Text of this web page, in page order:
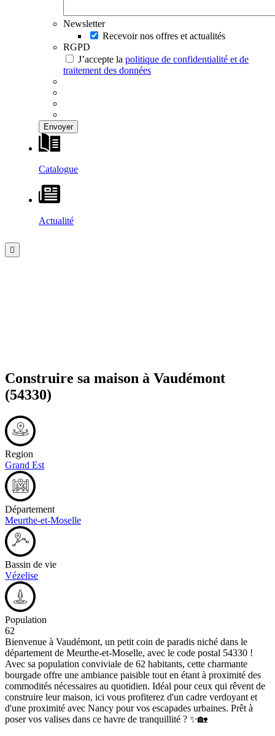
Newsletter
Recevoir nos offres et actualités
RGPD
J’accepte la politique de confidentialité et de
traitement des données
Catalogue
Actualité
Construire sa maison à Vaudémont
(54330)
Region
Grand Est
Département
Meurthe-et-Moselle
Bassin de vie
Vézelise
Population
62
Bienvenue à Vaudémont, un petit coin de paradis niché dans le
département de Meurthe-et-Moselle, avec le code postal 54330 !
Avec sa population conviviale de 62 habitants, cette charmante
bourgade offre une ambiance paisible tout en étant à proximité des
commodités nécessaires au quotidien. Idéal pour ceux qui rêvent de
construire leur maison, ici vous profiterez d'un cadre verdoyant et
d'une proximité avec Nancy pour vos escapades urbaines. Prêt à
poser vos valises dans ce havre de tranquillité ? ✨🏡